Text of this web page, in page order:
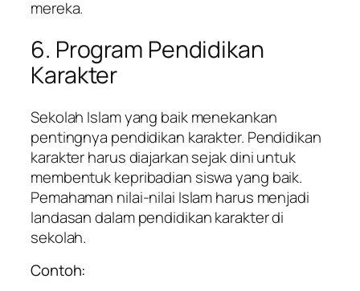
mereka.
6. Program Pendidikan
Karakter
Sekolah Islam yang baik menekankan
pentingnya pendidikan karakter. Pendidikan
karakter harus diajarkan sejak dini untuk
membentuk kepribadian siswa yang baik.
Pemahaman nilai-nilai Islam harus menjadi
landasan dalam pendidikan karakter di
sekolah.
Contoh: